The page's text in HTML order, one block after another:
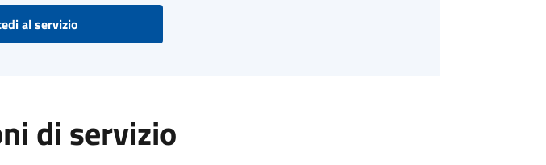
al servizio
di servizio